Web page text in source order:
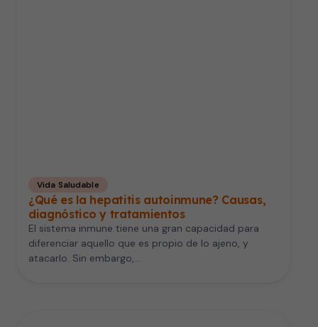
Vida Saludable
¿Qué es la hepatitis autoinmune? Causas,
diagnóstico y tratamientos
El sistema inmune tiene una gran capacidad para
diferenciar aquello que es propio de lo ajeno, y
atacarlo. Sin embargo,…